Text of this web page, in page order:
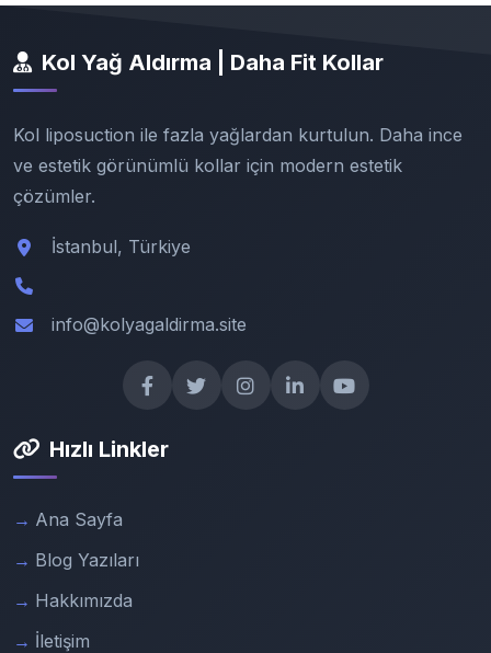
Kol Yağ Aldırma | Daha Fit Kollar
Kol liposuction ile fazla yağlardan kurtulun. Daha ince
ve estetik görünümlü kollar için modern estetik
çözümler.
İstanbul, Türkiye
info@kolyagaldirma.site
Hızlı Linkler
Ana Sayfa
Blog Yazıları
Hakkımızda
İletişim